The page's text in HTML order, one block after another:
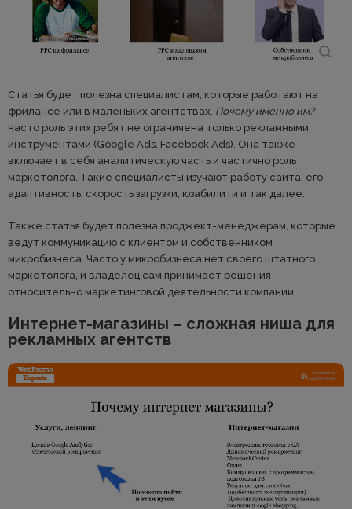
Статья будет полезна специалистам, которые работают на
фрилансе или в маленьких агентствах. Почему именно им?
Часто роль этих ребят не ограничена только рекламными
инструментами (Google Ads, Facebook Ads). Она также
включает в себя аналитическую часть и частично роль
маркетолога. Такие специалисты изучают работу сайта, его
адаптивность, скорость загрузки, юзабилити и так далее.
Также статья будет полезна проджект-менеджерам, которые
ведут коммуникацию с клиентом и собственником
микробизнеса. Часто у микробизнеса нет своего штатного
маркетолога, и владелец сам принимает решения
относительно маркетинговой деятельности компании.
Интернет-магазины – сложная ниша для
рекламных агентств